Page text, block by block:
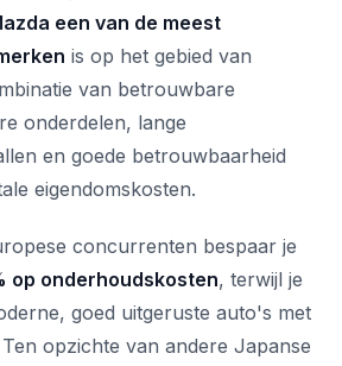
een van de meest
is op het gebied van
van betrouwbare
onderdelen, lange
en goede betrouwbaarheid
eigendomskosten.
concurrenten bespaar je
op onderhoudskosten, terwijl je
goed uitgeruste auto's met
opzichte van andere Japanse